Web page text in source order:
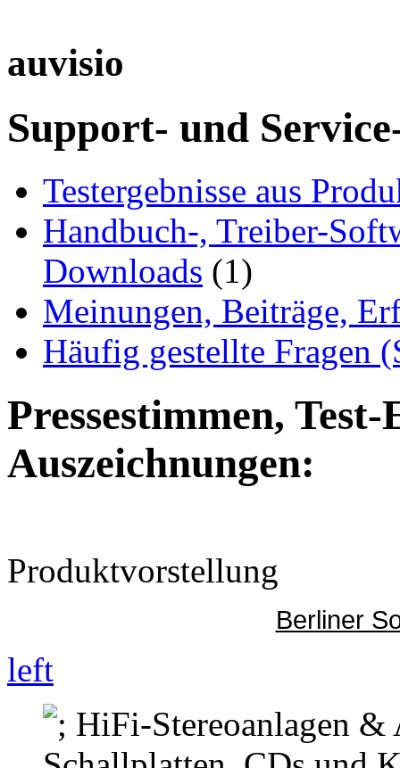
auvisio
Support- und
Testergebnisse aus
Handbuch-, Treiber-
Downloads (1)
Meinungen, Beiträge,
Häufig gestellte Fragen
Pressestimmen,
Auszeichnungen:
Produktvorstellung
Berliner
left